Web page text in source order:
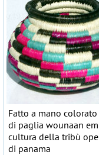
Fatto a mano
di paglia wounaan
cultura della tribù
di panama